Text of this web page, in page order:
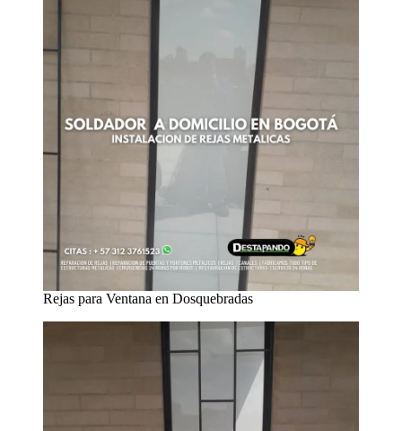
Rejas para Ventana en Dosquebradas